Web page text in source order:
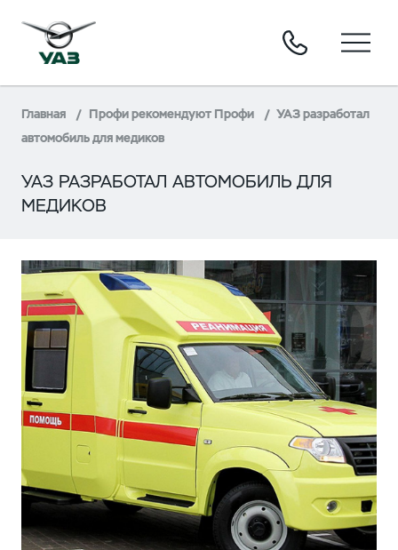
Главная Профи рекомендуют Профи
УАЗ разработал
автомобиль для медиков
УАЗ РАЗРАБОТАЛ АВТОМОБИЛЬ ДЛЯ
МЕДИКОВ